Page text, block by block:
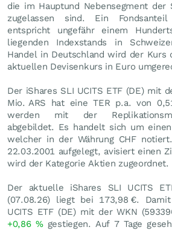
die im Hauptund Nebensegment der
zugelassen sind. Ein
entspricht ungefähr einem
liegenden Indexstands in
Handel in Deutschland wird der Kurs
aktuellen Devisenkurs in Euro
Der iShares SLI UCITS ETF (DE) mit
Mio. ARS hat eine TER p.a. von
werden mit der
abgebildet. Es handelt sich um
welcher in der Währung CHF
22.03.2001 aufgelegt, avisiert einen
wird der Kategorie Aktien zugeordnet.
Der aktuelle iShares SLI UCITS
(07.08.26) liegt bei 173,98 €.
UCITS ETF (DE) mit der WKN
+0,86 %gestiegen. Auf 7 Tage